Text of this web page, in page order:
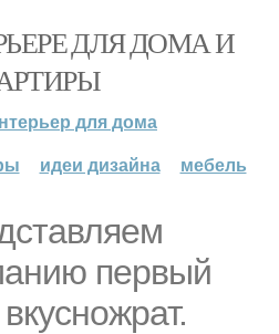
ДЛЯ ДОМА И
для дома
идеи дизайна мебель
первый